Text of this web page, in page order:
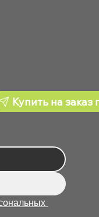
Купить на